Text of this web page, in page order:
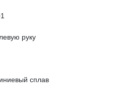
руку
сплав